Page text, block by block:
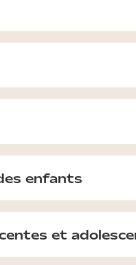
enfants
et